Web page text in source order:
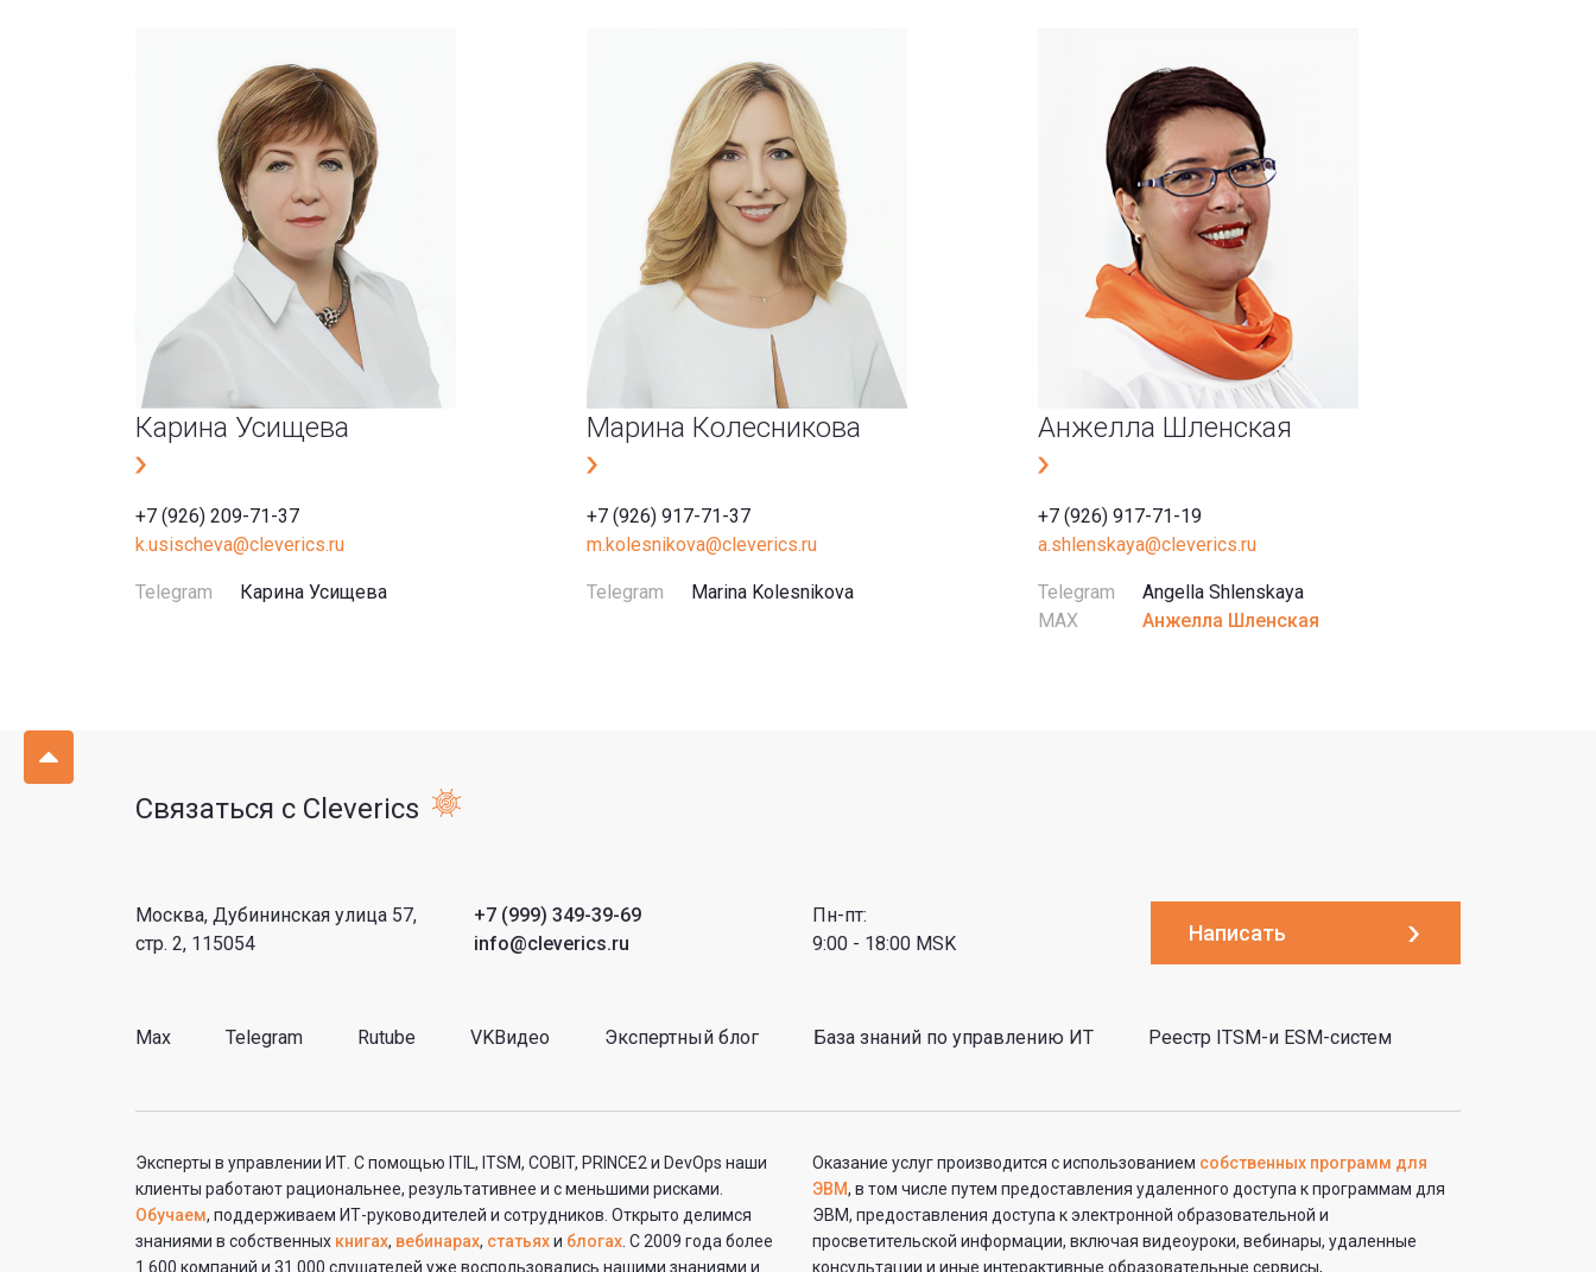
Карина Усищева
+7 (926) 209-71-37
k.usischeva@cleverics.ru
Telegram Карина Усищева
Марина Колесникова
+7 (926) 917-71-37
m.kolesnikova@cleverics.ru
Telegram Marina Kolesnikova
Анжелла Шленская
+7 (926) 917-71-19
a.shlenskaya@cleverics.ru
Telegram
Angella Shlenskaya
MAX
Анжелла Шленская
Связаться с Cleverics
Москва, Дубининская улица 57,
стр. 2, 115054
+7 (999) 349-39-69
info@cleverics.ru
Пн-пт:
9:00 - 18:00 MSK
Написать
Max Telegram Rutube VKВидео Экспертный блог База знаний по управлению ИТ Реестр ITSM-и ESM-систем
Эксперты в управлении ИТ. С помощью ITIL, ITSM, COBIT, PRINCE2 и DevOps наши
клиенты работают рациональнее, результативнее и с меньшими рисками.
Обучаем, поддерживаем ИТ-руководителей и сотрудников. Открыто делимся
знаниями в собственных книгах, вебинарах, статьяхи блогах . С 2009 года более
1 600 компаний и 31 000 слушателей уже воспользовались нашими знаниями и
Оказание услуг производится с использованием собственных программ для
ЭВМ, в том числе путем предоставления удаленного доступа к программам для
ЭВМ, предоставления доступа к электронной образовательной и
просветительской информации, включая видеоуроки, вебинары, удаленные
консультации и иные интерактивные образовательные сервисы,